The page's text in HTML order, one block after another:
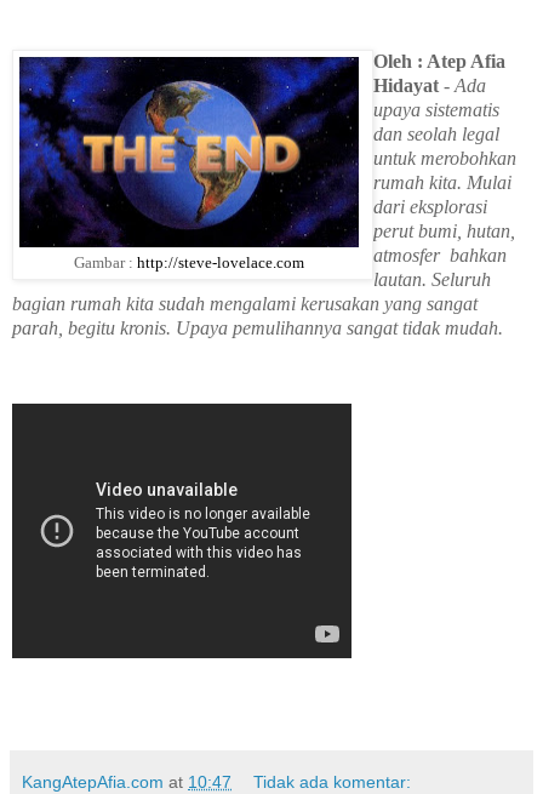
Gambar : http://steve-lovelace.com
Oleh : Atep Afia
Hidayat - Ada
upaya sistematis
dan seolah legal
untuk merobohkan
rumah kita. Mulai
dari eksplorasi
perut bumi, hutan,
atmosfer bahkan
lautan. Seluruh
bagian rumah kita sudah mengalami kerusakan yang sangat
parah, begitu kronis. Upaya pemulihannya sangat tidak mudah.
KangAtepAfia.com at 10:47 Tidak ada komentar: